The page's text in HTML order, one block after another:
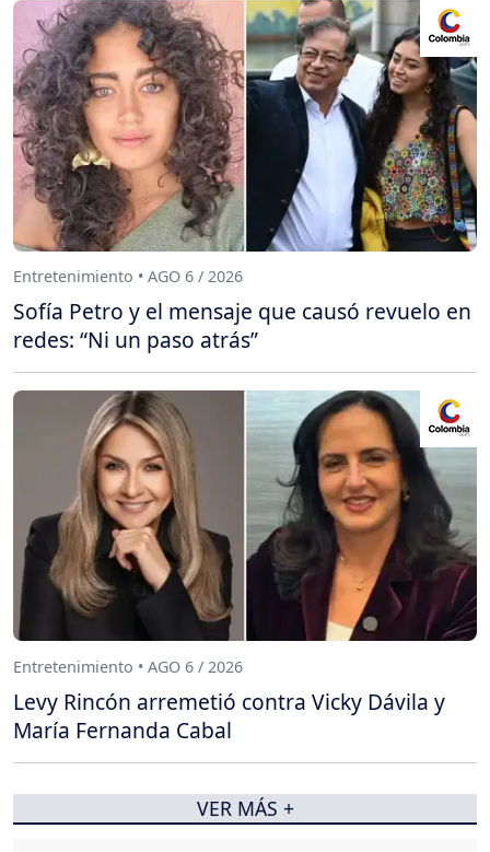
Entretenimiento • AGO 6 / 2026
Sofía Petro y el mensaje que causó revuelo en
redes: “Ni un paso atrás”
Entretenimiento • AGO 6 / 2026
Levy Rincón arremetió contra Vicky Dávila y
María Fernanda Cabal
VER MÁS +